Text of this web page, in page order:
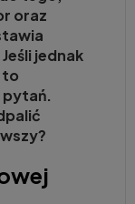
oraz
jednak
to
pytań.